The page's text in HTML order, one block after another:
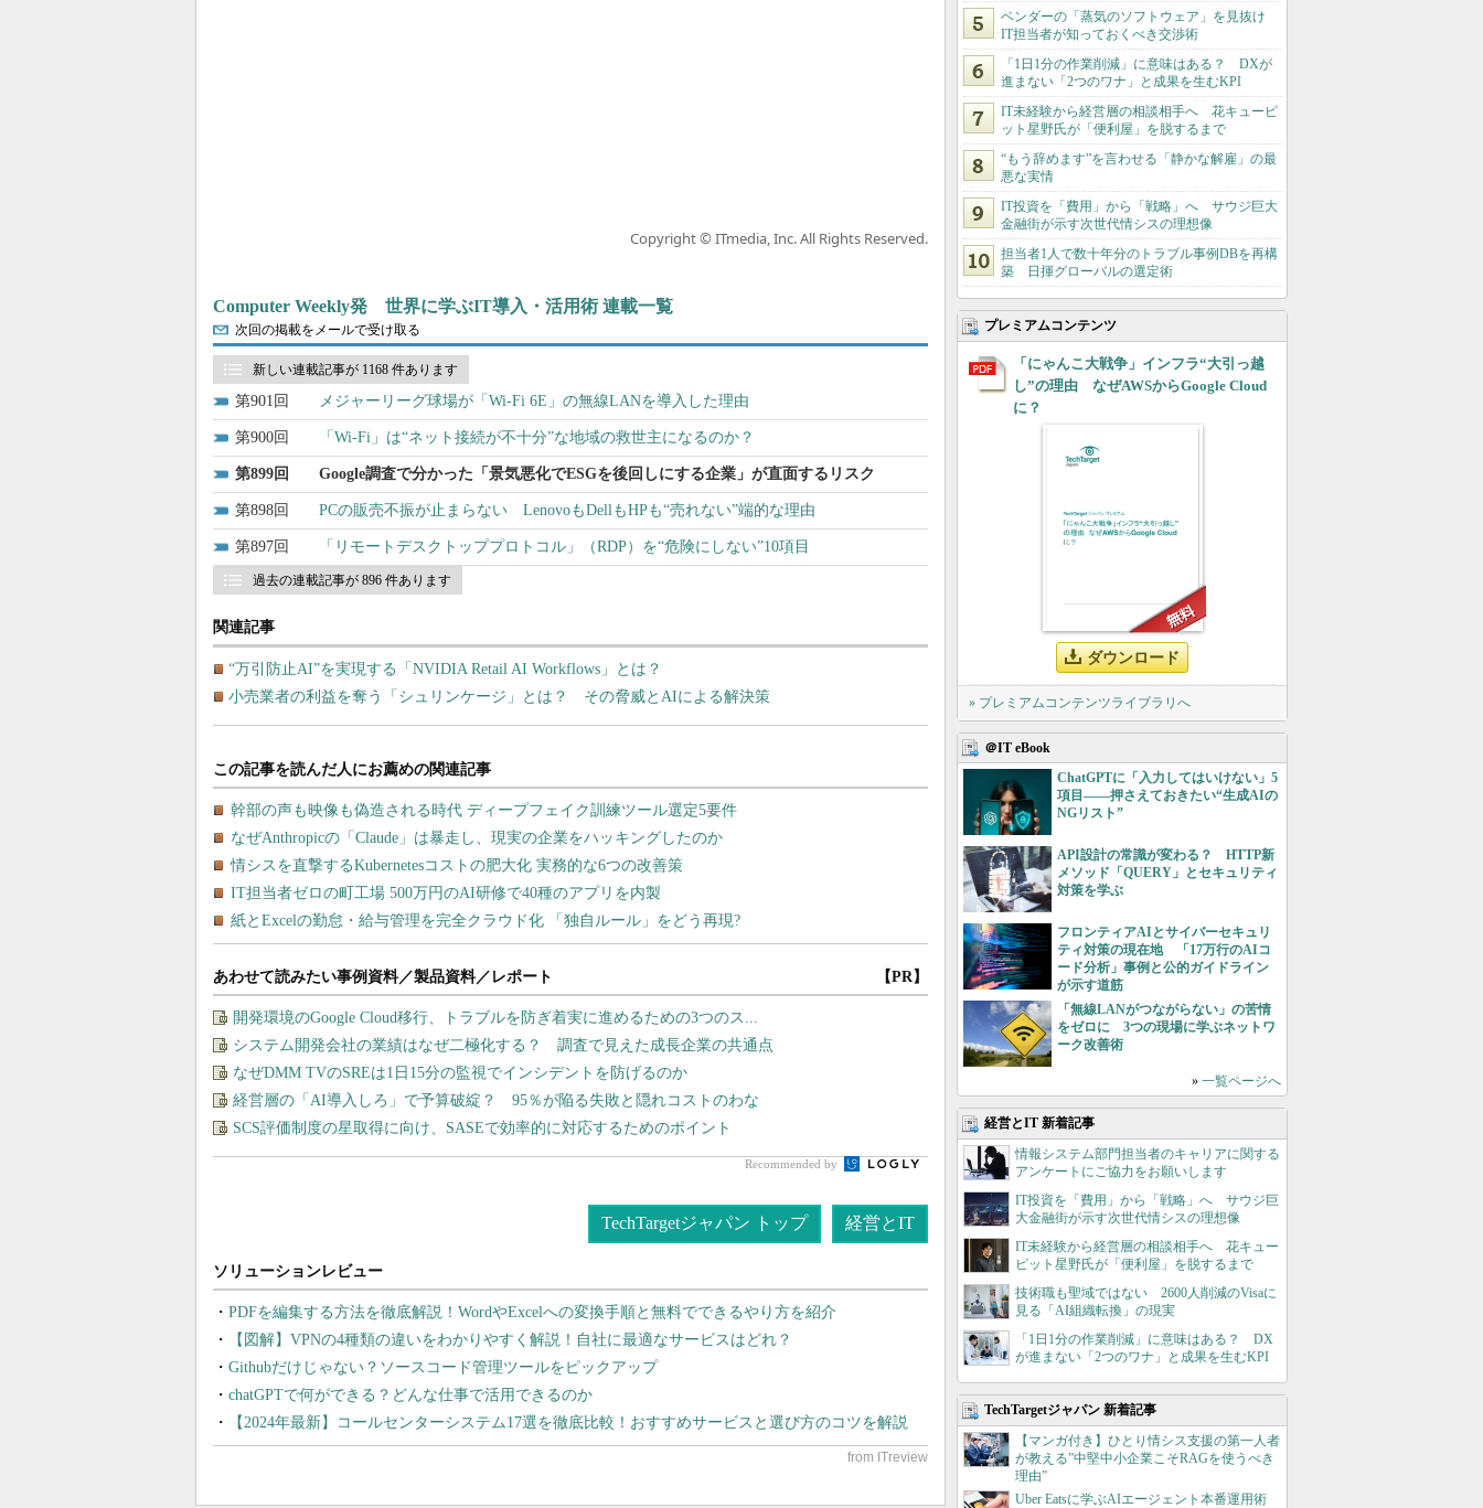
Copyright © ITmedia, Inc. All Rights Reserved.
Computer Weekly発 世界に学ぶIT導入・活用術 連載一覧
次回の掲載をメールで受け取る
新しい連載記事が 1168 件あります
901 メジャーリーグ球場が「Wi-Fi 6E」の無線LANを導入した理由
900 「Wi-Fi」は“ネット接続が不十分”な地域の救世主になるのか？
899 Google調査で分かった「景気悪化でESGを後回しにする企業」が直面するリスク
898 PCの販売不振が止まらない LenovoもDellもHPも“売れない”端的な理由
897 「リモートデスクトッププロトコル」（RDP）を“危険にしない”10項目
過去の連載記事が 896 件あります
関連記事
“万引防止AI”を実現する「NVIDIA Retail AI Workflows」とは？
小売業者の利益を奪う「シュリンケージ」とは？ その脅威とAIによる解決策
あわせて読みたい事例資料／製品資料／レポート 【PR】
開発環境のGoogle Cloud移行、トラブルを防ぎ着実に進めるための3つのス...
システム開発会社の業績はなぜ二極化する？ 調査で見えた成長企業の共通点
なぜDMM TVのSREは1日15分の監視でインシデントを防げるのか
経営層の「AI導入しろ」で予算破綻？ 95％が陥る失敗と隠れコストのわな
SCS評価制度の星取得に向け、SASEで効率的に対応するためのポイント
Recommended by
TechTargetジャパン トップ 経営とIT
PDFを編集する方法を徹底解説！WordやExcelへの変換手順と無料でできるやり方を紹介
【図解】VPNの4種類の違いをわかりやすく解説！自社に最適なサービスはどれ？
Githubだけじゃない？ソースコード管理ツールをピックアップ
chatGPTで何ができる？どんな仕事で活用できるのか
【2024年最新】コールセンターシステム17選を徹底比較！おすすめサービスと選び方のコツを解説
ベンダーの「蒸気のソフトウェア」を見抜け
IT担当者が知っておくべき交渉術
「1日1分の作業削減」に意味はある？ DXが
進まない「2つのワナ」と成果を生むKPI
IT未経験から経営層の相談相手へ 花キューピ
ット星野氏が「便利屋」を脱するまで
“もう辞めます”を言わせる「静かな解雇」の最
悪な実情
IT投資を「費用」から「戦略」へ サウジ巨大
金融街が示す次世代情シスの理想像
担当者1人で数十年分のトラブル事例DBを再構
築 日揮グローバルの選定術
プレミアムコンテンツ
「にゃんこ大戦争」インフラ“大引っ越
し”の理由 なぜAWSからGoogle Cloud
に？
ダウンロード
» プレミアムコンテンツライブラリへ
＠IT eBook
ChatGPTに「入力してはいけない」5
項目――押さえておきたい“生成AIの
NGリスト”
API設計の常識が変わる？ HTTP新
メソッド「QUERY」とセキュリティ
対策を学ぶ
フロンティアAIとサイバーセキュリ
ティ対策の現在地 「17万行のAIコ
ード分析」事例と公的ガイドライン
が示す道筋
「無線LANがつながらない」の苦情
をゼロに 3つの現場に学ぶネットワ
ーク改善術
» 一覧ページへ
経営とIT 新着記事
情報システム部門担当者のキャリアに関する
アンケートにご協力をお願いします
IT投資を「費用」から「戦略」へ サウジ巨
大金融街が示す次世代情シスの理想像
IT未経験から経営層の相談相手へ 花キュー
ピット星野氏が「便利屋」を脱するまで
技術職も聖域ではない 2600人削減のVisaに
見る「AI組織転換」の現実
「1日1分の作業削減」に意味はある？ DX
が進まない「2つのワナ」と成果を生むKPI
TechTargetジャパン 新着記事
【マンガ付き】ひとり情シス支援の第一人者
が教える”中堅中小企業こそRAGを使うべき
理由”
Uber Eatsに学ぶAIエージェント本番運用術